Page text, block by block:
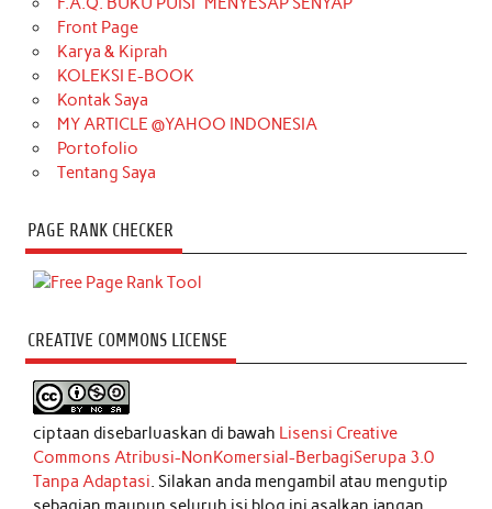
Front Page
Karya & Kiprah
KOLEKSI E-BOOK
Kontak Saya
MY ARTICLE @YAHOO INDONESIA
Portofolio
Tentang Saya
PAGE RANK CHECKER
CREATIVE COMMONS LICENSE
ciptaan disebarluaskan di bawah Lisensi Creative
Commons Atribusi-NonKomersial-BerbagiSerupa 3.0
Tanpa Adaptasi. Silakan anda mengambil atau mengutip